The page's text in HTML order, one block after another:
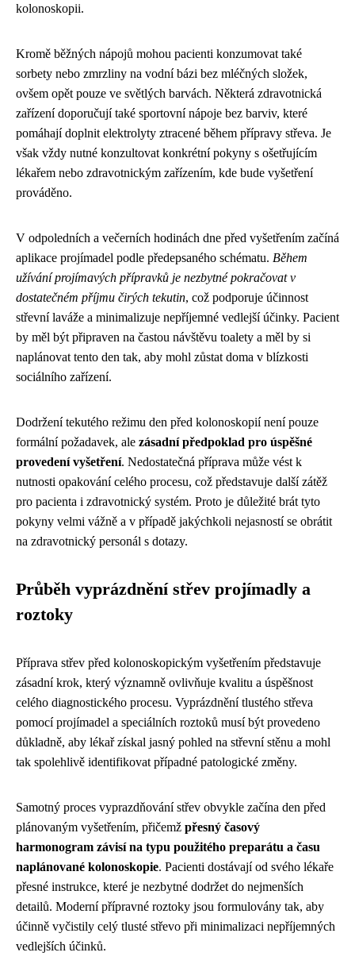
kolonoskopii.
Kromě běžných nápojů mohou pacienti konzumovat také
sorbety nebo zmrzliny na vodní bázi bez mléčných složek,
ovšem opět pouze ve světlých barvách. Některá zdravotnická
zařízení doporučují také sportovní nápoje bez barviv, které
pomáhají doplnit elektrolyty ztracené během přípravy střeva. Je
však vždy nutné konzultovat konkrétní pokyny s ošetřujícím
lékařem nebo zdravotnickým zařízením, kde bude vyšetření
prováděno.
V odpoledních a večerních hodinách dne před vyšetřením začíná
aplikace projímadel podle předepsaného schématu. Během
užívání projímavých přípravků je nezbytné pokračovat v
dostatečném příjmu čirých tekutin, což podporuje účinnost
střevní laváže a minimalizuje nepříjemné vedlejší účinky. Pacient
by měl být připraven na častou návštěvu toalety a měl by si
naplánovat tento den tak, aby mohl zůstat doma v blízkosti
sociálního zařízení.
Dodržení tekutého režimu den před kolonoskopií není pouze
formální požadavek, ale zásadní předpoklad pro úspěšné
provedení vyšetření. Nedostatečná příprava může vést k
nutnosti opakování celého procesu, což představuje další zátěž
pro pacienta i zdravotnický systém. Proto je důležité brát tyto
pokyny velmi vážně a v případě jakýchkoli nejasností se obrátit
na zdravotnický personál s dotazy.
Průběh vyprázdnění střev projímadly a
roztoky
Příprava střev před kolonoskopickým vyšetřením představuje
zásadní krok, který významně ovlivňuje kvalitu a úspěšnost
celého diagnostického procesu. Vyprázdnění tlustého střeva
pomocí projímadel a speciálních roztoků musí být provedeno
důkladně, aby lékař získal jasný pohled na střevní stěnu a mohl
tak spolehlivě identifikovat případné patologické změny.
Samotný proces vyprazdňování střev obvykle začína den před
plánovaným vyšetřením, přičemž přesný časový
harmonogram závisí na typu použitého preparátu a času
naplánované kolonoskopie. Pacienti dostávají od svého lékaře
přesné instrukce, které je nezbytné dodržet do nejmenších
detailů. Moderní přípravné roztoky jsou formulovány tak, aby
účinně vyčistily celý tlusté střevo při minimalizaci nepříjemných
vedlejších účinků.